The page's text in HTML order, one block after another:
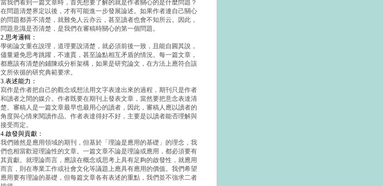
當我們看到一篇文章時，首先想要了解的就是作者關心的是什麼問題？
在問題清楚界定以後，才有可能進一步發展論述。如果作者連自己關心
的問題都弄不清楚，就難免人云亦云，甚至讀者也會不知所云。因此，
問題意識是否清楚，是我們在審稿時關心的第一個問題。
2.思考邏輯：
學術論文重在說理，道理要說清楚，就必須前後一致，且能自圓其說，
儘量避免思考跳躍，不連貫，甚至論點相互矛盾的情況。每一篇文章，
都應該有清楚的鋪陳或分析架構，如果是研究論文，在方法上應符合該
文所依循的研究典範要求。
3.表述能力：
寫作是作者把自己的觀念或想法用文字表達出來的過程，期刊只是作者
和讀者之間的媒介。作者既要在期刊上發表文章，當然要把意念表達清
楚。審稿人是一篇文章最早也最用心的讀者，因此，審稿人應以讀者的
角度與心情來閱讀作品。作者表達得好不好，主要是以讀者能否理解與
接受而定。
4.啟發與貢獻：
我們雖然是應用領域的期刊，但基於「理論是應用的基礎」的理念，我
們也相當歡迎理論性的文章。一篇文章不論是理論或應用，都必須要有
其貢獻。就理論而言，應該在概念或思考上具有足夠的啟發性，就應用
而言，則在專業工作或社會文化等議題上應具有應用的價值。我們希望
應用要有理論的基礎，但每篇文章各有表述的重點，我們並不強求二者